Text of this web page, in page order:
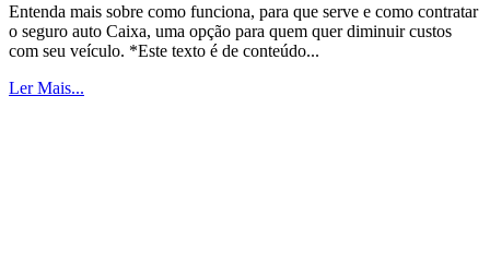
Entenda mais sobre como funciona, para que serve e como contratar
o seguro auto Caixa, uma opção para quem quer diminuir custos
com seu veículo. *Este texto é de conteúdo...
Ler Mais...